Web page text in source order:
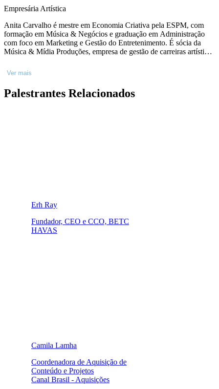
Empresária Artística
Anita Carvalho é mestre em Economia Criativa pela ESPM, com
formação em Música & Negócios e graduação em Administração
com foco em Marketing e Gestão do Entretenimento. É sócia da
Música & Mídia Produções, empresa de gestão de carreiras artísticas
grandes artistas como Beth Carvalho, Diogo Nogueira, Baby do
Brasil, Barão Vermelho, Ivan Lins, entre outros. É pesquisadora do
Laboratório de Economia Criativa da ESPM. É diretora do Music
Ver mais
Palestrantes Relacionados
Erh Ray
Fundador, CEO e CCO, BETC
HAVAS
Camila Lamha
Coordenadora de Aquisição de
Conteúdo e Projetos
Canal Brasil - Aquisições